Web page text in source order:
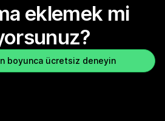
eklemek mi
boyunca ücretsiz deneyin